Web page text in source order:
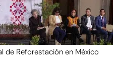
de Reforestación en México